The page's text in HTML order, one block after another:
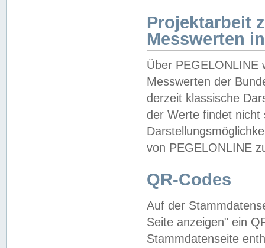
Projektarbeit
Messwerten
Über PEGELONLINE
Messwerten der
derzeit klassische
der Werte findet
von PEGELONLINE
QR-Codes
Auf der
Seite anzeigen" ein
Stammdatenseite